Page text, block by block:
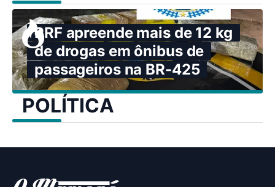
PRF apreende mais de 12 kg
de drogas em ônibus de
passageiros na BR-425
POLÍTICA